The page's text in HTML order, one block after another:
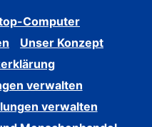
Computer
Unser Konzept
verwalten
verwalten